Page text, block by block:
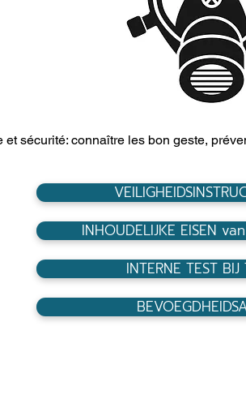
et sécurité: connaître les bon geste,
INHOUDELIJKE EISEN
INTERNE TEST BIJ